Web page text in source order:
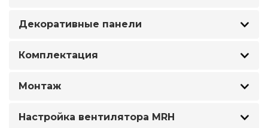
Декоративные панели
Комплектация
Монтаж
Настройка вентилятора MRH